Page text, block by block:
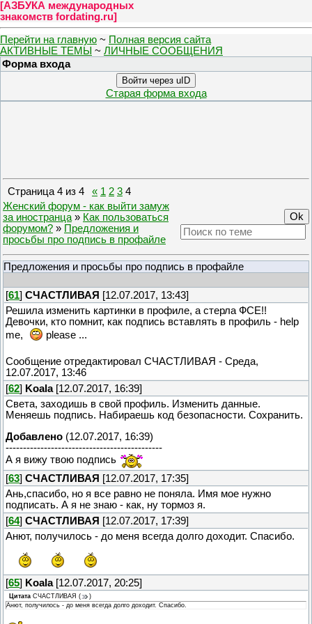
[АЗБУКА международных
знакомств fordating.ru]
Перейти на главную ~ Полная версия сайта
АКТИВНЫЕ ТЕМЫ ~ ЛИЧНЫЕ СООБЩЕНИЯ
Форма входа
Войти через uID
Старая форма входа
Страница4 из 4 « 1 2 3 4
Женский форум - как выйти замуж
за иностранца » Как пользоваться
форумом? » Предложения и
просьбы про подпись в профайле
Предложения и просьбы про подпись в профайле
[61] СЧАСТЛИВАЯ [12.07.2017, 13:43]
Решила изменить картинки в профиле, а стерла ФСЕ!!
Девочки, кто помнит, как подпись вставлять в профиль - help
me,
please ...
Сообщение отредактировал СЧАСТЛИВАЯ - Среда,
12.07.2017, 13:46
[62] Koala[12.07.2017, 16:39]
Света, заходишь в свой профиль. Изменить данные.
Меняешь подпись. Набираешь код безопасности. Сохранить.
Добавлено (12.07.2017, 16:39)
---------------------------------------------
А я вижу твою подпись
[63] СЧАСТЛИВАЯ [12.07.2017, 17:35]
Ань,спасибо, но я все равно не поняла. Имя мое нужно
подписать. А я не знаю - как, ну тормоз я.
[64] СЧАСТЛИВАЯ [12.07.2017, 17:39]
Анют, получилось - до меня всегда долго доходит. Спасибо.
[65] Koala[12.07.2017, 20:25]
Цитата СЧАСТЛИВАЯ (
)
Анют, получилось - до меня всегда долго доходит. Спасибо.